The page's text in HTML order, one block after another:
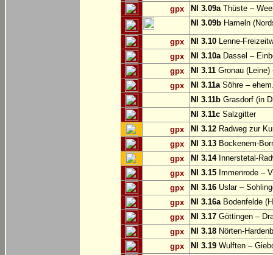
gpx
NI 3.09aThüste –
NI 3.09b Hameln
gpx NI 3.10 Lenne-
gpx
NI 3.10aDassel –
gpx
NI 3.11 Gronau
gpx
NI 3.11aSöhre –
NI 3.11b Grasdorf (in
NI 3.11c Salzgitter
gpx
NI 3.12 Radweg zur
gpx
NI 3.13 Bockenem-
gpx
NI 3.14Innerstetal-
gpx
NI 3.15 Immenrode –
gpx
NI 3.16 Uslar –
gpx
NI 3.16aBodenfelde
gpx
NI 3.17 Göttingen –
gpx
NI 3.18 Nörten-
gpx
NI 3.19 Wulften –